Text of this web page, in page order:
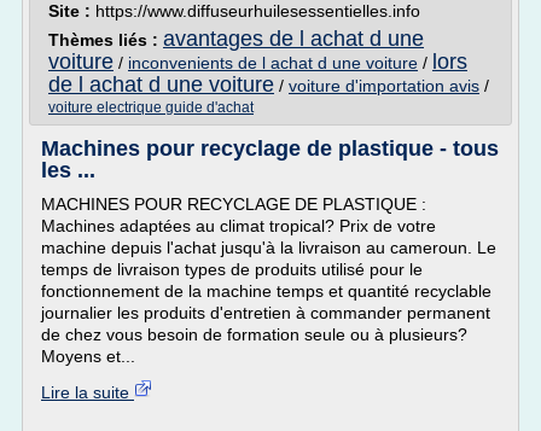
Site : https://www.diffuseurhuilesessentielles.info
Thèmes liés : avantages de l achat d une
voiture / inconvenients de l achat d une voiture / lors
de l achat d une voiture / voiture d'importation avis /
voiture electrique guide d'achat
Machines pour recyclage de plastique - tous
les ...
MACHINES POUR RECYCLAGE DE PLASTIQUE :
Machines adaptées au climat tropical? Prix de votre
machine depuis l'achat jusqu'à la livraison au cameroun. Le
temps de livraison types de produits utilisé pour le
fonctionnement de la machine temps et quantité recyclable
journalier les produits d'entretien à commander permanent
de chez vous besoin de formation seule ou à plusieurs?
Moyens et...
Lire la suite